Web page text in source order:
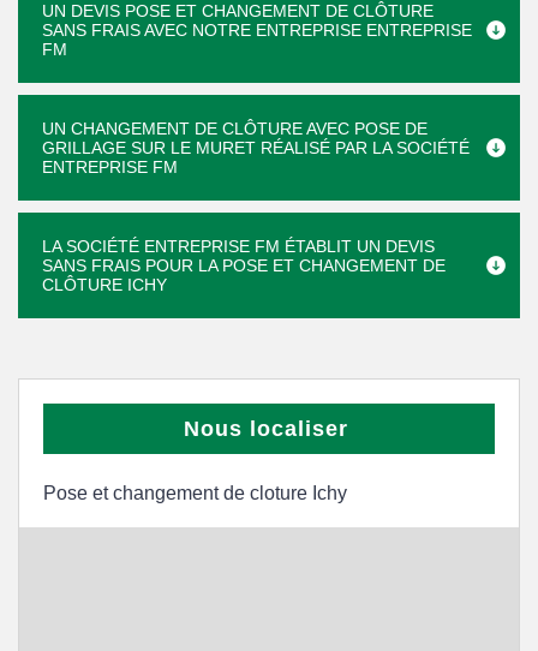
UN DEVIS POSE ET CHANGEMENT DE CLÔTURE
SANS FRAIS AVEC NOTRE ENTREPRISE ENTREPRISE
FM
UN CHANGEMENT DE CLÔTURE AVEC POSE DE
GRILLAGE SUR LE MURET RÉALISÉ PAR LA SOCIÉTÉ
ENTREPRISE FM
LA SOCIÉTÉ ENTREPRISE FM ÉTABLIT UN DEVIS
SANS FRAIS POUR LA POSE ET CHANGEMENT DE
CLÔTURE ICHY
Nous localiser
Pose et changement de cloture Ichy